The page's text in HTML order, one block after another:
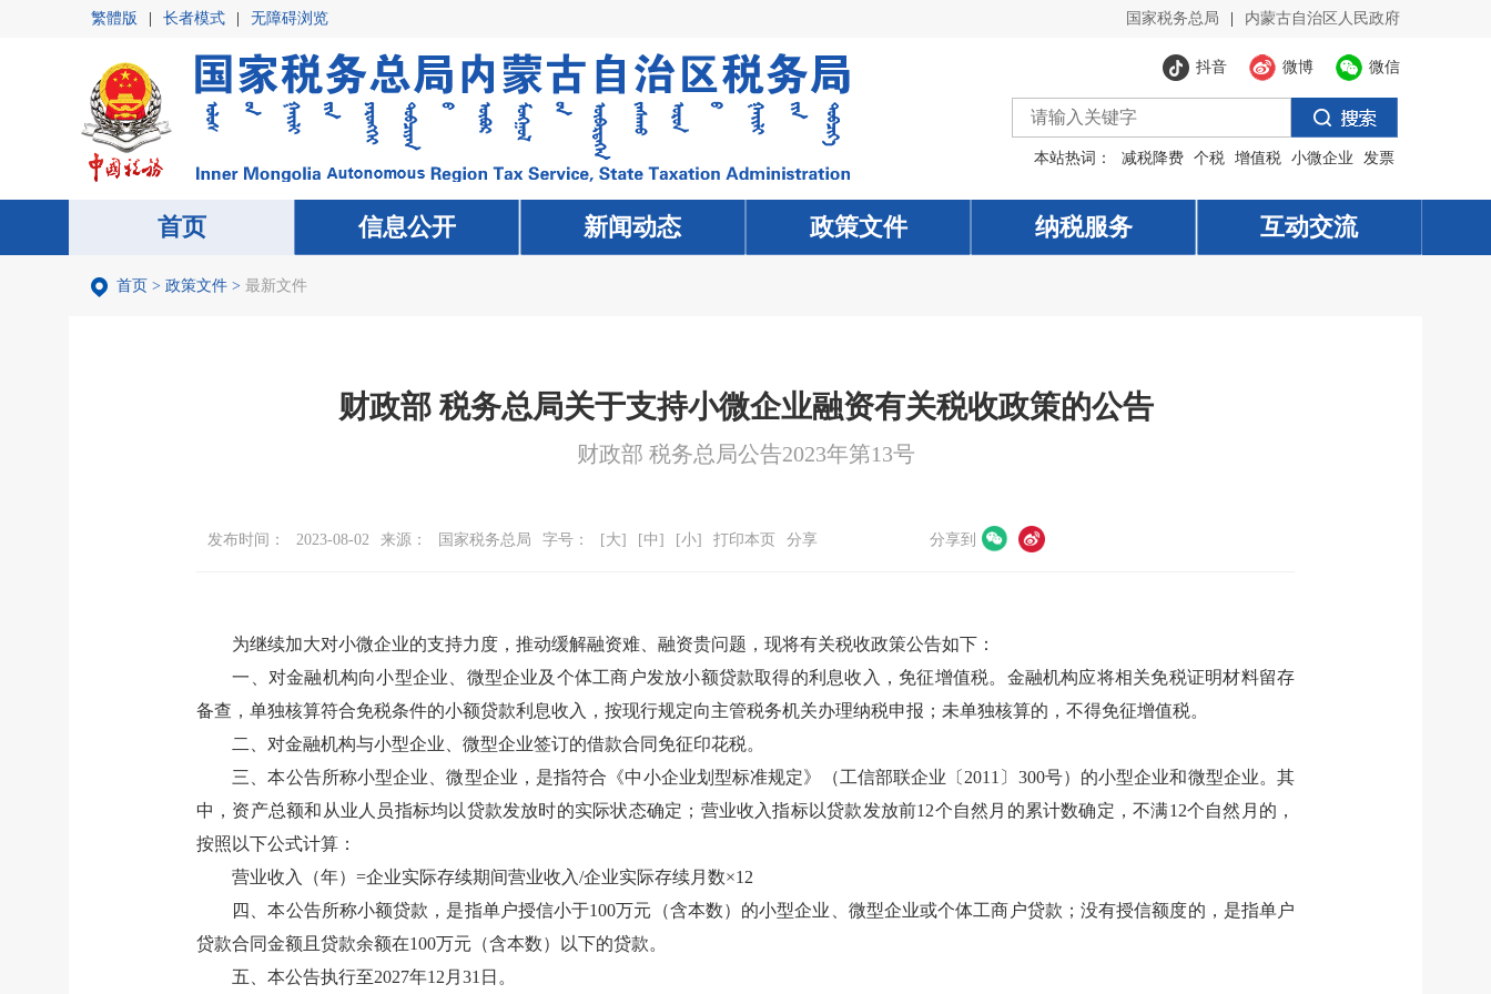
繁體版 长者模式 无障碍浏览 国家税务总局 内蒙古自治区人民政府
微信
微博
抖音
本站热词： 减税降费 个税 增值税 小微企业 发票
首页 信息公开 新闻动态 政策文件 纳税服务 互动交流
首页 信息公开 新闻动态 政策文件 纳税服务 互动交流
首页 > 政策文件 > 最新文件
财政部 税务总局关于支持小微企业融资有关税收政策的公告
财政部 税务总局公告2023年第13号
发布时间： 2023-08-02 来源： 国家税务总局 字号： [大] [中] [小] 打印本页 分享 分享到
为继续加大对小微企业的支持力度，推动缓解融资难、融资贵问题，现将有关税收政策公告如下：
一、对金融机构向小型企业、微型企业及个体工商户发放小额贷款取得的利息收入，免征增值税。金融机构应将相关免税证明材料留存
备查，单独核算符合免税条件的小额贷款利息收入，按现行规定向主管税务机关办理纳税申报；未单独核算的，不得免征增值税。
二、对金融机构与小型企业、微型企业签订的借款合同免征印花税。
三、本公告所称小型企业、微型企业，是指符合《中小企业划型标准规定》（工信部联企业〔2011〕300号）的小型企业和微型企业。其
中，资产总额和从业人员指标均以贷款发放时的实际状态确定；营业收入指标以贷款发放前12个自然月的累计数确定，不满12个自然月的，
按照以下公式计算：
营业收入（年）=企业实际存续期间营业收入/企业实际存续月数×12
四、本公告所称小额贷款，是指单户授信小于100万元（含本数）的小型企业、微型企业或个体工商户贷款；没有授信额度的，是指单户
贷款合同金额且贷款余额在100万元（含本数）以下的贷款。
五、本公告执行至2027年12月31日。